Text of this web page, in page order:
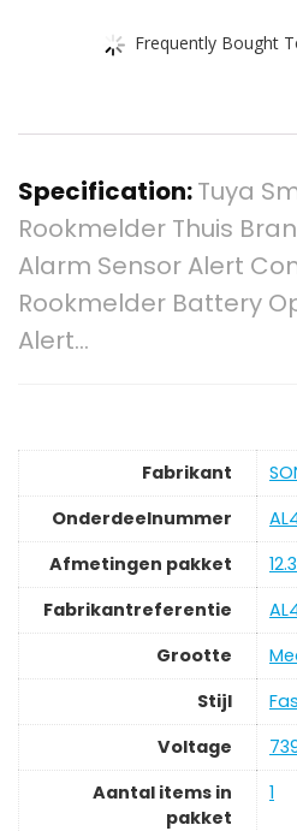
Frequently Bought
Specification:Tuya
Rookmelder Thuis
Alarm Sensor Alert
Rookmelder Battery
Alert…
Fabrikant
Onderdeelnummer
Afmetingen pakket
Fabrikantreferentie
Grootte
Stijl
Voltage
Aantal items in
pakket
‎1